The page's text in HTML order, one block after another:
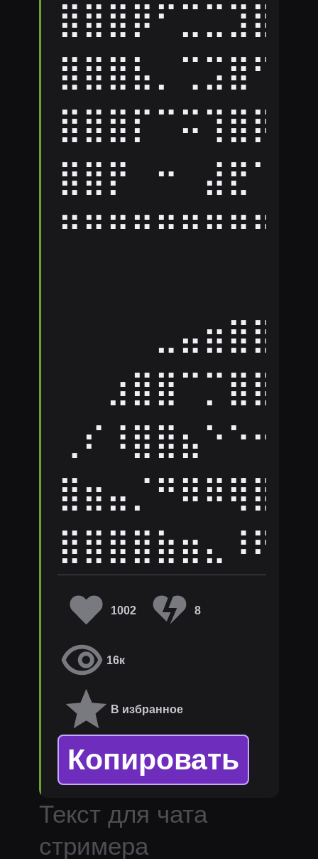
1002 8
16к
В избранное
Копировать
Текст для чата
стримера